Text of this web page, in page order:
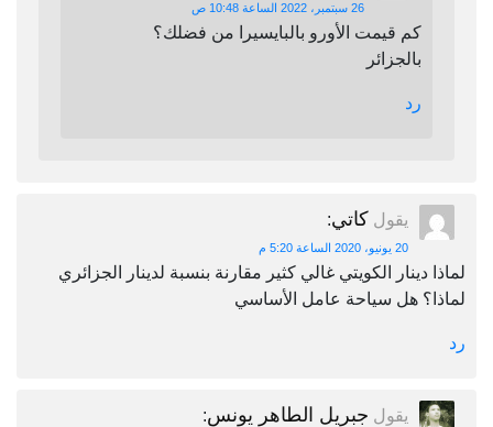
26 سبتمبر، 2022 الساعة 10:48 ص
كم قيمت الأورو بالبايسيرا من فضلك؟
بالجزائر
رد
يقول كاتي:
20 يونيو، 2020 الساعة 5:20 م
لماذا دينار الكويتي غالي كثير مقارنة بنسبة لدينار الجزائري
لماذا؟ هل سياحة عامل الأساسي
رد
يقول جبريل الطاهر يونس: